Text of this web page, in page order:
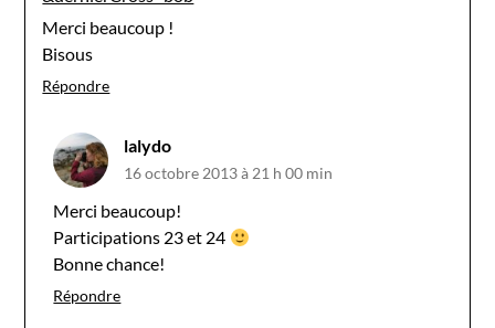
Merci beaucoup !
Bisous
Répondre
lalydo
16 octobre 2013 à 21 h 00 min
Merci beaucoup!
Participations 23 et 24
Bonne chance!
Répondre